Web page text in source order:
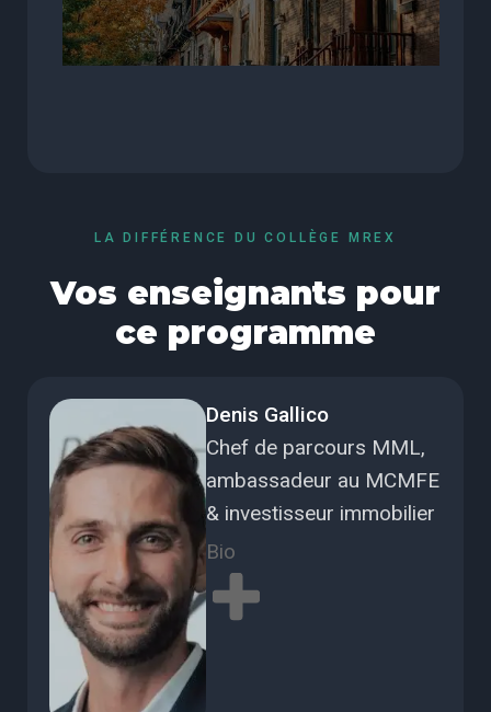
LA DIFFÉRENCE DU COLLÈGE MREX
Vos enseignants pour
ce programme
Denis Gallico
Chef de parcours MML,
ambassadeur au MCMFE
& investisseur immobilier
Bio